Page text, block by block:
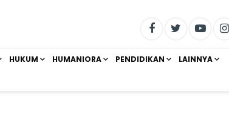
HUKUM HUMANIORA PENDIDIKAN LAINNYA